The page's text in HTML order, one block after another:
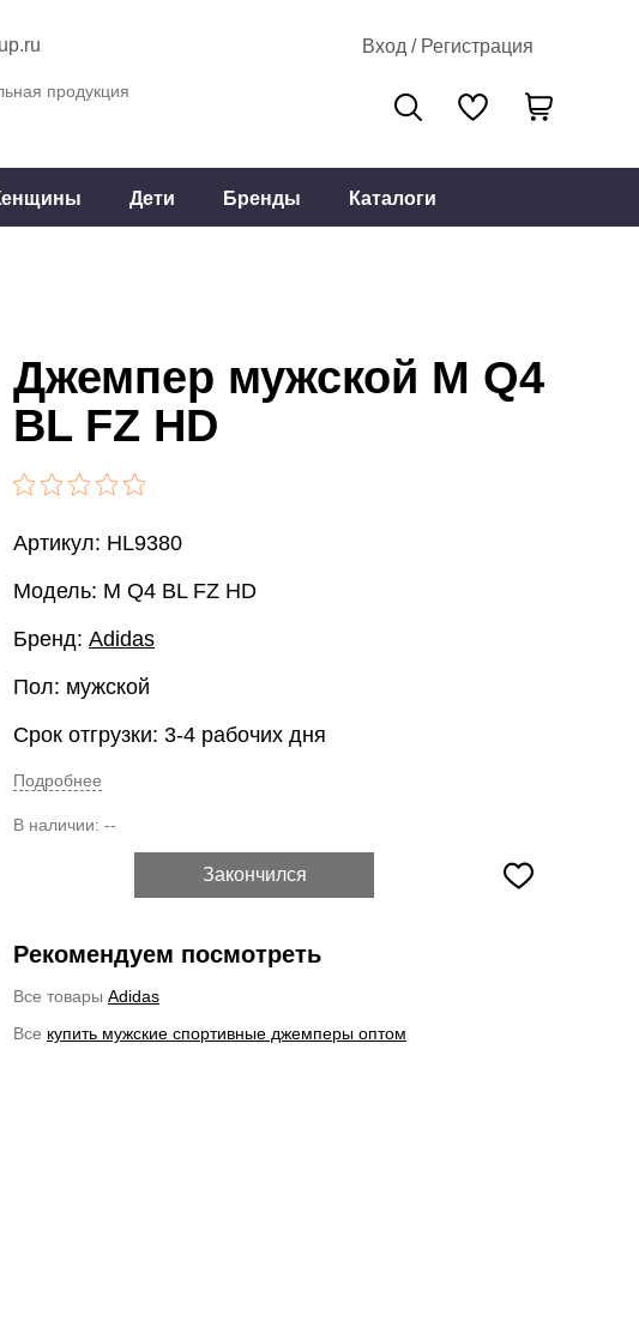
Вход / Регистрация
продукция
Дети Бренды Каталоги
Джемпер мужской M Q4
BL FZ HD
Артикул: HL9380
Модель: M Q4 BL FZ HD
Бренд: Adidas
Пол: мужской
Срок отгрузки: 3-4 рабочих дня
Подробнее
В наличии: --
Закончился
Рекомендуем посмотреть
Все товары Adidas
Все купить мужские спортивные джемперы оптом